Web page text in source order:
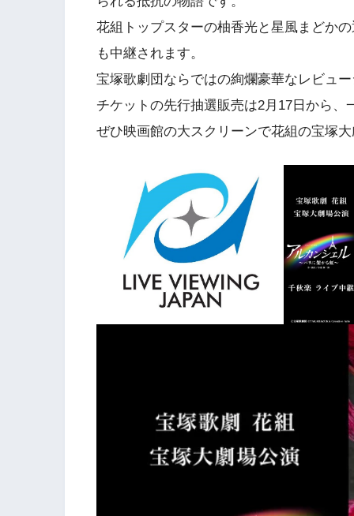
花組トップスターの柚香光と星風まどか
も中継されます。
宝塚歌劇団ならではの絢爛豪華なレビュ
チケットの先行抽選販売は2月17日から、
ぜひ映画館の大スクリーンで花組の宝塚